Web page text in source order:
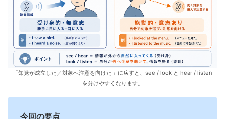
「知覚が成立した／対象へ注意を向けた」に戻すと、see / look と hear / listen
を分けやすくなります。
今回の要点